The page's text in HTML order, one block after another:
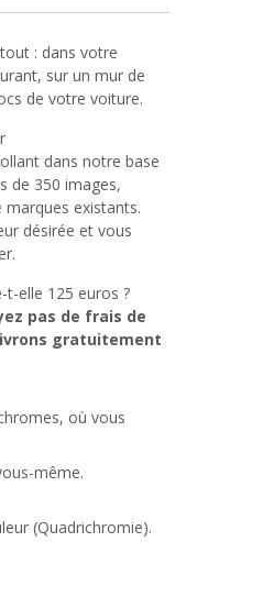
: dans votre
sur un mur de
de votre voiture.
dans notre base
de 350 images,
existants.
désirée et vous
t-elle 125 euros ?
pas de frais de
gratuitement
où vous
même.
(Quadrichromie).